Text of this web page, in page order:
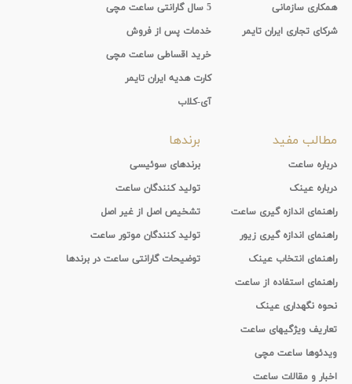
همکاری سازمانی
شرکای تجاری ایران تایمر
5 سال گارانتی ساعت مچی
خدمات پس از فروش
خرید اقساطی ساعت مچی
کارت هدیه ایران تایمر
آی-کلاب
مطالب مفید
درباره ساعت
درباره عینک
راهنمای اندازه گیری ساعت
راهنمای اندازه گیری زیور
راهنمای انتخاب عینک
راهنمای استفاده از ساعت
نحوه نگهداری عینک
تعاریف ویژگیهای ساعت
ویدئوها ساعت مچی
اخبار و مقالات ساعت
برندها
برندهای سوئیسی
تولید کنندگان ساعت
تشخیص اصل از غیر اصل
تولید کنندگان موتور ساعت
توضیحات گارانتی ساعت در برندها